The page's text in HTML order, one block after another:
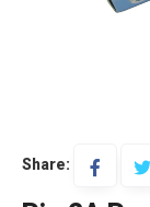
Share: